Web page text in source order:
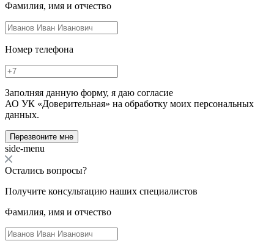
Фамилия, имя и отчество
Номер телефона
Заполняя данную форму, я даю согласие
АО УК «Доверительная» на обработку моих персональных
данных.
Перезвоните мне
side-menu
Остались вопросы?
Получите консультацию наших специалистов
Фамилия, имя и отчество